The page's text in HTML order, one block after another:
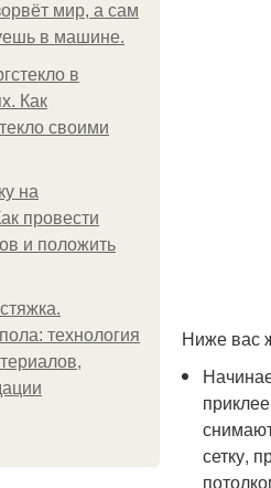
мир, а сам
в машине.
в
Как
своими
на
провести
и положить
технология
Ниже вас
сетку,